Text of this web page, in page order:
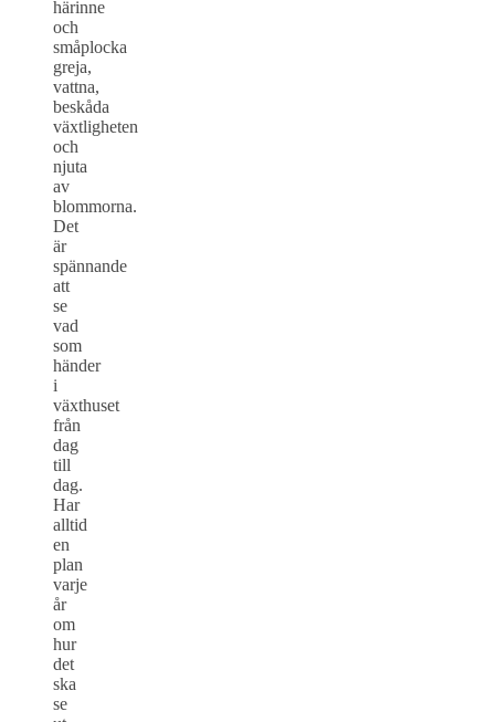
härinne
och
småplocka
greja,
vattna,
beskåda
växtligheten
och
njuta
av
blommorna.
Det
är
spännande
att
se
vad
som
händer
i
växthuset
från
dag
till
dag.
Har
alltid
en
plan
varje
år
om
hur
det
ska
se